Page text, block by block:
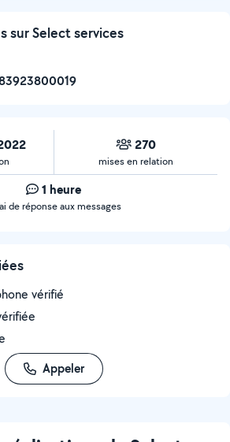
sur Select services
270
mises en relation
1 heure
de réponse aux messages
vérifié
Appeler